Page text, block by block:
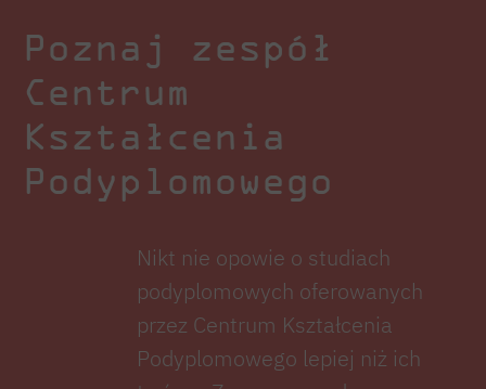
Poznaj zespół
Centrum
Kształcenia
Podyplomowego
Nikt nie opowie o studiach
podyplomowych oferowanych
przez Centrum Kształcenia
Podyplomowego lepiej niż ich